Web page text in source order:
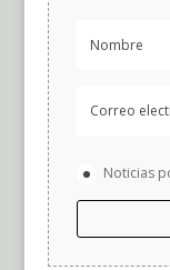
Noticias